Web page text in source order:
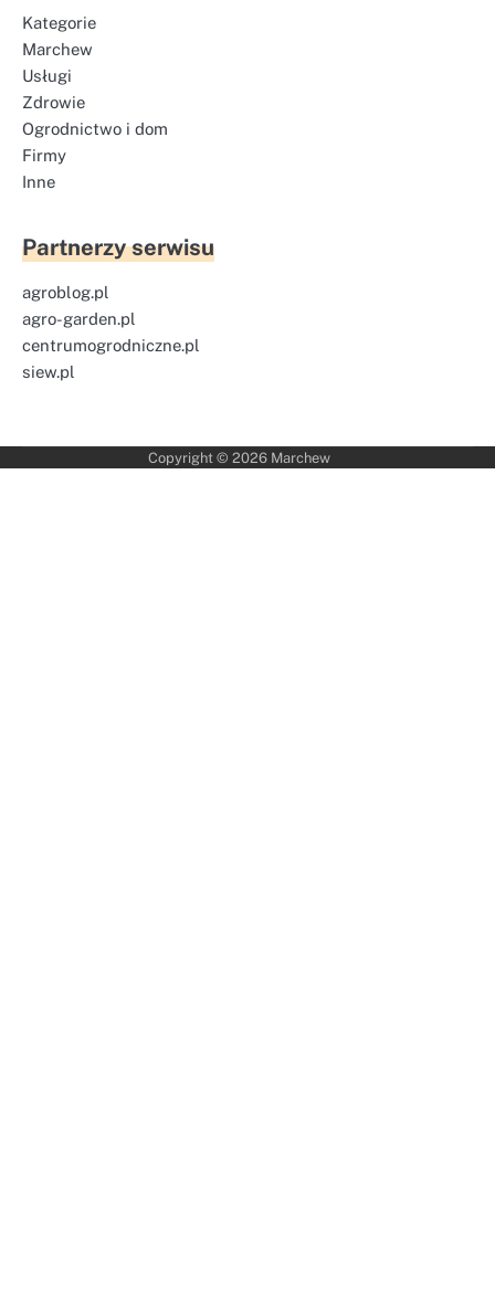
Kategorie
Marchew
Usługi
Zdrowie
Ogrodnictwo i dom
Firmy
Inne
Partnerzy serwisu
agroblog.pl
agro-garden.pl
centrumogrodniczne.pl
siew.pl
Copyright © 2026 Marchew